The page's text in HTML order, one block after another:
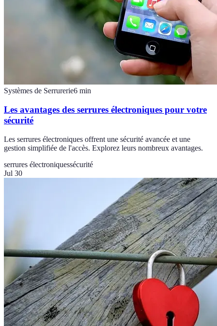
Systèmes de Serrurerie6 min
Les avantages des serrures électroniques pour votre
sécurité
Les serrures électroniques offrent une sécurité avancée et une
gestion simplifiée de l'accès. Explorez leurs nombreux avantages.
serrures électroniquessécurité
Jul 30